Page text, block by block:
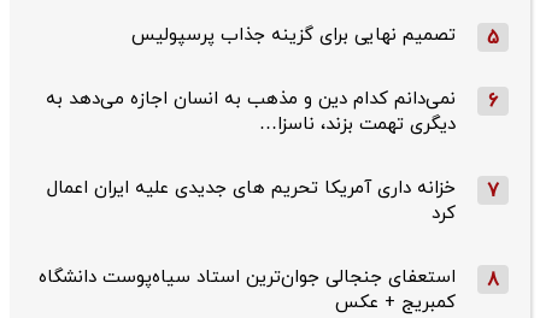
5 تصمیم نهایی برای گزینه جذاب پرسپولیس
6
نمی‌دانم کدام دین و مذهب به انسان اجازه می‌دهد به
دیگری تهمت بزند، ناسزا…
7
خزانه داری آمریکا تحریم های جدیدی علیه ایران اعمال
کرد
8
استعفای جنجالی جوان‌ترین استاد سیاه‌پوست دانشگاه
کمبریج + عکس